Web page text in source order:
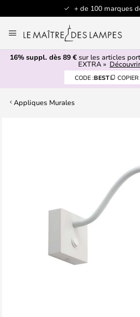
+ de 100 marques
au
contenu
16% suppl. dès 89 € sur les articles
EXTRA » Découvrir
CODE :BEST COPIER
Appliques Murales